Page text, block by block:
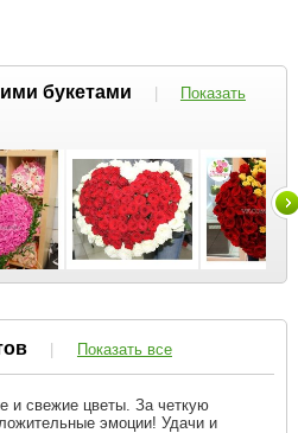
букетами |
Показать
| Показать все
и свежие цветы. За четкую
эмоции! Удачи и